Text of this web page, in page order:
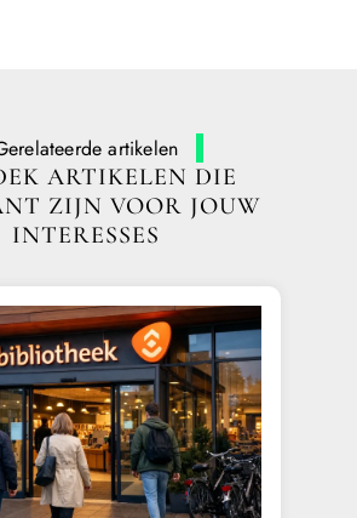
artikelen
ARTIKELEN DIE
ZIJN VOOR JOUW
INTERESSES